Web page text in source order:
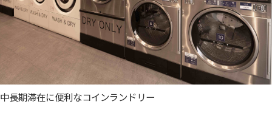
中長期滞在に便利なコインランドリー